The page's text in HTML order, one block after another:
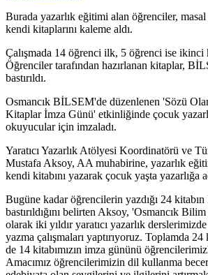
Burada yazarlık eğitimi alan öğrenciler,
kendi kitaplarını kaleme aldı.
Çalışmada 14 öğrenci ilk, 5 öğrenci ise ikinci
Öğrenciler tarafından hazırlanan kitaplar,
bastırıldı.
Osmancık BİLSEM'de düzenlenen 'Sözü
Kitaplar İmza Günü' etkinliğinde çocuk
okuyucular için imzaladı.
Yaratıcı Yazarlık Atölyesi Koordinatörü ve
Mustafa Aksoy, AA muhabirine, yazarlık
kendi kitabını yazarak çocuk yaşta yazarlığa
Bugüne kadar öğrencilerin yazdığı 24
bastırıldığını belirten Aksoy, 'Osmancık
olarak iki yıldır yaratıcı yazarlık
yazma çalışmaları yaptırıyoruz. Toplamda
de 14 kitabımızın imza gününü
Amacımız öğrencilerimizin dil kullanma